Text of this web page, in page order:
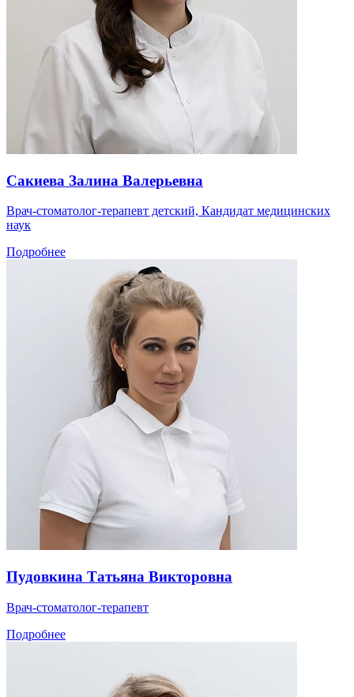
Сакиева Залина Валерьевна
Врач-стоматолог-терапевт детский, Кандидат медицинских
наук
Подробнее
Пудовкина Татьяна Викторовна
Врач-стоматолог-терапевт
Подробнее